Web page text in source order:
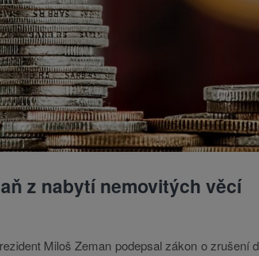
z nabytí nemovitých věcí
Miloš Zeman podepsal zákon o